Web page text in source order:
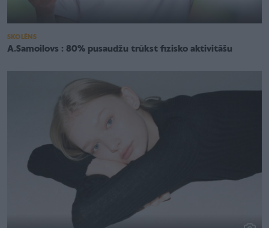
SKOLĒNS
A.Samoilovs : 80% pusaudžu trūkst fizisko aktivitāšu